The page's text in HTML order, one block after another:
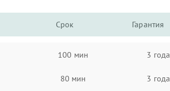
Срок Гарантия
100 мин 3 года
80 мин 3 года